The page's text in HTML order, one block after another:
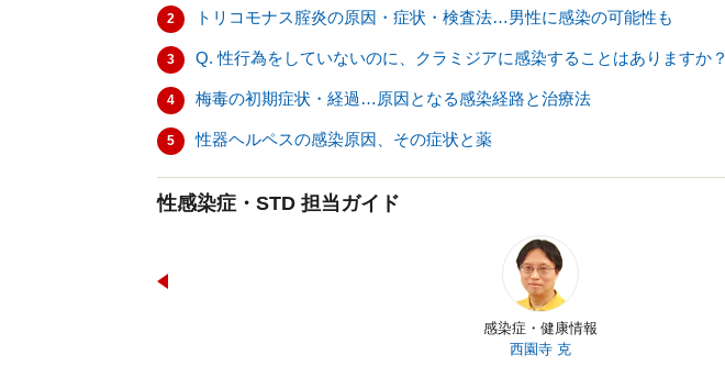
2 トリコモナス腟炎の原因・症状・検査法…男性に感染の可能性も
3 Q. 性行為をしていないのに、クラミジアに感染することはありますか？
4 梅毒の初期症状・経過…原因となる感染経路と治療法
5 性器ヘルペスの感染原因、その症状と薬
性感染症・STD 担当ガイド
感染症・健康情報
西園寺 克